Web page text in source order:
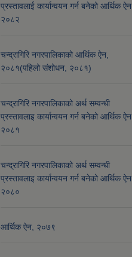
प्रस्तावलाई कार्यान्वयन गर्न बनेको आर्थिक ऐन,
२०८२
चन्द्रागिरि नगरपालिकाको आर्थिक ऐन,
२०८१(पहिलो संशोधन, २०८१)
चन्द्रागिरि नगरपालिकाको अर्थ सम्वन्धी
प्रस्तावलाइ कार्यान्वयन गर्न बनेको आर्थिक ऐन,
२०८१
चन्द्रागिरि नगरपालिकाको अर्थ सम्वन्धी
प्रस्तावलाइ कार्यान्वयन गर्न बनेको आर्थिक ऐन,
२०८०
आर्थिक ऐन, २०७९